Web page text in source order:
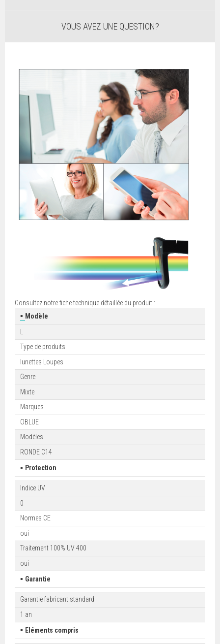
VOUS AVEZ UNE QUESTION?
Consultez notre fiche technique détaillée du produit :
▪ Modèle
Type de produits
lunettes Loupes
Genre
Mixte
Marques
OBLUE
Modèles
RONDE C14
▪ Protection
Indice UV
0
Normes CE
oui
Traitement 100% UV 400
oui
▪ Garantie
Garantie fabricant standard
1 an
▪ Eléments compris